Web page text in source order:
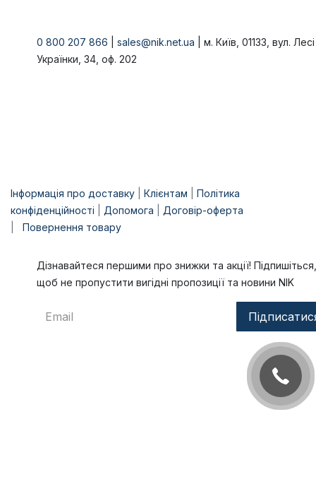
0 800 207 866 |sales@nik.net.ua | м. Київ, 01133, вул. Лесі
Українки, 34, оф. 202
Інформація про доставку Клієнтам
Політика
конфіденційності
Допомога
Договір-оферта
Повернення товару
Дізнавайтеся першими про знижки та акції!
щоб не пропустити вигідні пропозиції та новини NIK